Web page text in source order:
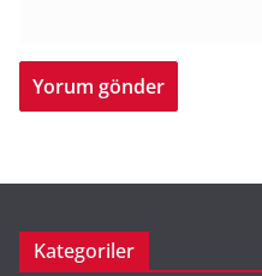
Kategoriler